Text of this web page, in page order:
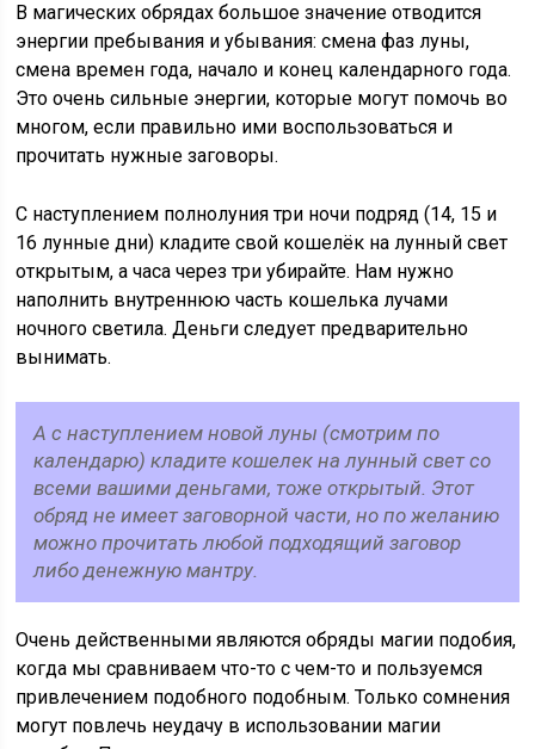
В магических обрядах большое значение отводится
энергии пребывания и убывания: смена фаз луны,
смена времен года, начало и конец календарного года.
Это очень сильные энергии, которые могут помочь во
многом, если правильно ими воспользоваться и
прочитать нужные заговоры.
С наступлением полнолуния три ночи подряд (14, 15 и
16 лунные дни) кладите свой кошелёк на лунный свет
открытым, а часа через три убирайте. Нам нужно
наполнить внутреннюю часть кошелька лучами
ночного светила. Деньги следует предварительно
вынимать.
А с наступлением новой луны (смотрим по
календарю) кладите кошелек на лунный свет со
всеми вашими деньгами, тоже открытый. Этот
обряд не имеет заговорной части, но по желанию
можно прочитать любой подходящий заговор
либо денежную мантру.
Очень действенными являются обряды магии подобия,
когда мы сравниваем что-то с чем-то и пользуемся
привлечением подобного подобным. Только сомнения
могут повлечь неудачу в использовании магии